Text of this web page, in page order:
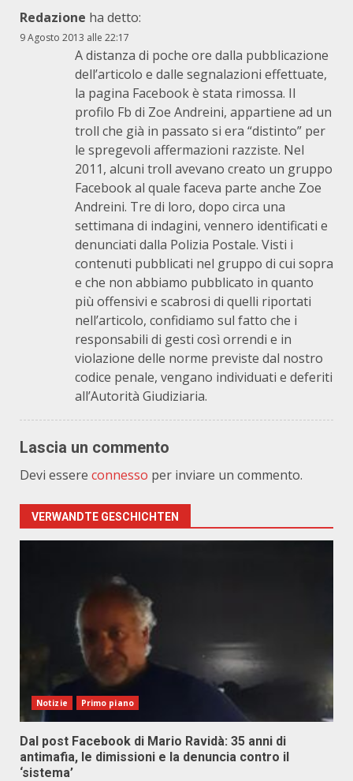
Redazione ha detto:
9 Agosto 2013 alle 22:17
A distanza di poche ore dalla pubblicazione
dell’articolo e dalle segnalazioni effettuate,
la pagina Facebook è stata rimossa. Il
profilo Fb di Zoe Andreini, appartiene ad un
troll che già in passato si era “distinto” per
le spregevoli affermazioni razziste. Nel
2011, alcuni troll avevano creato un gruppo
Facebook al quale faceva parte anche Zoe
Andreini. Tre di loro, dopo circa una
settimana di indagini, vennero identificati e
denunciati dalla Polizia Postale. Visti i
contenuti pubblicati nel gruppo di cui sopra
e che non abbiamo pubblicato in quanto
più offensivi e scabrosi di quelli riportati
nell’articolo, confidiamo sul fatto che i
responsabili di gesti così orrendi e in
violazione delle norme previste dal nostro
codice penale, vengano individuati e deferiti
all’Autorità Giudiziaria.
Lascia un commento
Devi essere connesso per inviare un commento.
VERWANDTE GESCHICHTEN
Notizie Primo piano
Dal post Facebook di Mario Ravidà: 35 anni di
antimafia, le dimissioni e la denuncia contro il
‘sistema’